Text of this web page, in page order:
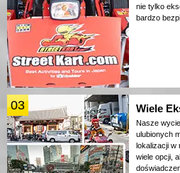
nie tylko
bardzo
03 Wiele
Nasze
ulubionych
lokalizacji w
wiele opcji,